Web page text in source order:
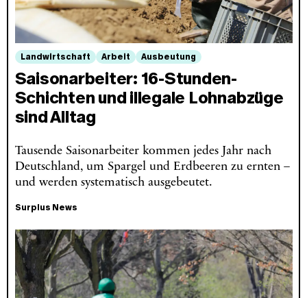
Landwirtschaft Arbeit Ausbeutung
Saisonarbeiter: 16-Stunden-
Schichten und illegale Lohnabzüge
sind Alltag
Tausende Saisonarbeiter kommen jedes Jahr nach
Deutschland, um Spargel und Erdbeeren zu ernten –
und werden systematisch ausgebeutet.
Surplus News